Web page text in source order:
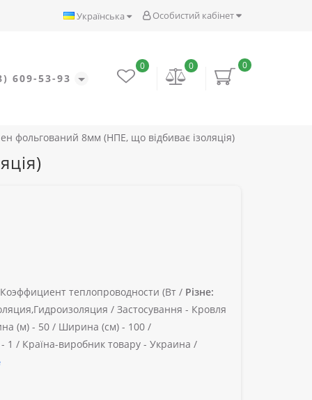
Особистий кабінет
Українська
609-53-93
0
0
0
фольгований 8мм (НПЕ, що відбиває ізоляція)
теплопроводности (Вт / Різне:
/ Застосування - Кровля
(м) - 50 / Ширина (см) - 100 /
1 / Країна-виробник товару - Украина /